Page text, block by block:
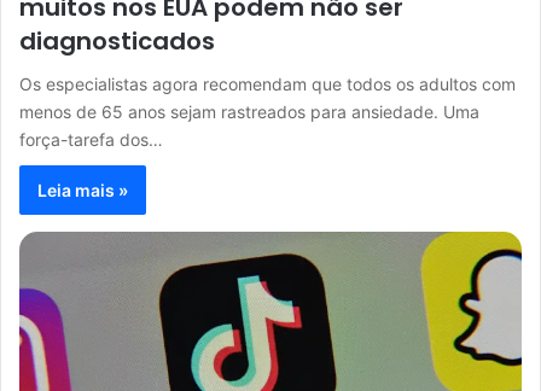
muitos nos EUA podem não ser
diagnosticados
Os especialistas agora recomendam que todos os adultos com
menos de 65 anos sejam rastreados para ansiedade. Uma
força-tarefa dos…
Leia mais »